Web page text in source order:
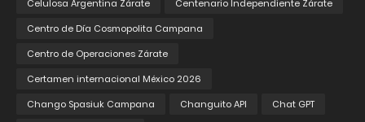
Celulosa Argentina Zárate
Centenario Independiente Zárate
Centro de Día Cosmopolita Campana
Centro de Operaciones Zárate
Certamen internacional México 2026
Chango Spasiuk Campana
Changuito API
Chat GPT